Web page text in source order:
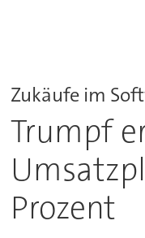
Zukäufe im
Trumpf
Prozent